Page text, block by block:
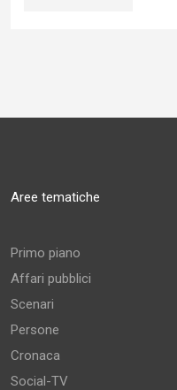
Aree tematiche
Primo piano
Affari pubblici
Scenari
Persone
Cronaca
Social-TV